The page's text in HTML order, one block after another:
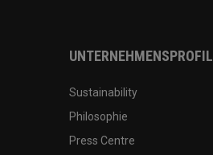
UNTERNEHMENSPROFIL
Sustainability
Philosophie
Press Centre